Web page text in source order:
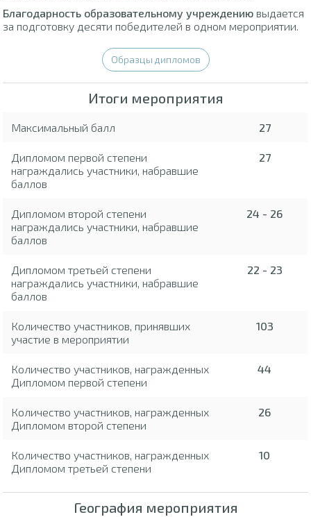
Благодарность образовательному учреждению выдается
за подготовку десяти победителей в одном мероприятии.
Образцы дипломов
Итоги мероприятия
Максимальный балл 27
Дипломом первой степени
награждались участники, набравшие
баллов
27
Дипломом второй степени
награждались участники, набравшие
баллов
24 - 26
Дипломом третьей степени
награждались участники, набравшие
баллов
22 - 23
Количество участников, принявших
участие в мероприятии
103
Количество участников, награжденных
Дипломом первой степени
44
Количество участников, награжденных
Дипломом второй степени
26
Количество участников, награжденных
Дипломом третьей степени
10
География мероприятия